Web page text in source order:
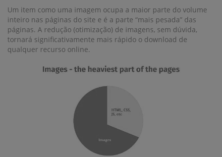
Um item como uma imagem ocupa a maior parte do volume
inteiro nas páginas do site e é a parte “mais pesada” das
páginas. A redução (otimização) de imagens, sem dúvida,
tornará significativamente mais rápido o download de
qualquer recurso online.